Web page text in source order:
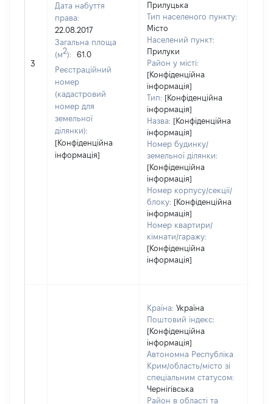
3
Дата набуття
права:
22.08.2017
Загальна площа
(м2):
61.0
Реєстраційний
номер
(кадастровий
номер для
земельної
ділянки):
[Конфіденційна
інформація]
Прилуцька
Тип населеного пункту:
Місто
Населений пункт:
Прилуки
Район у місті:
[Конфіденційна
інформація]
Тип: [Конфіденційна
інформація]
Назва: [Конфіденційна
інформація]
Номер будинку/
земельної ділянки:
[Конфіденційна
інформація]
Номер корпусу/секції/
блоку: [Конфіденційна
інформація]
Номер квартири/
кімнати/гаражу:
[Конфіденційна
інформація]
Країна: Україна
Поштовий індекс:
[Конфіденційна
інформація]
Автономна Республіка
Крим/область/місто зі
спеціальним статусом:
Чернігівська
Район в області та